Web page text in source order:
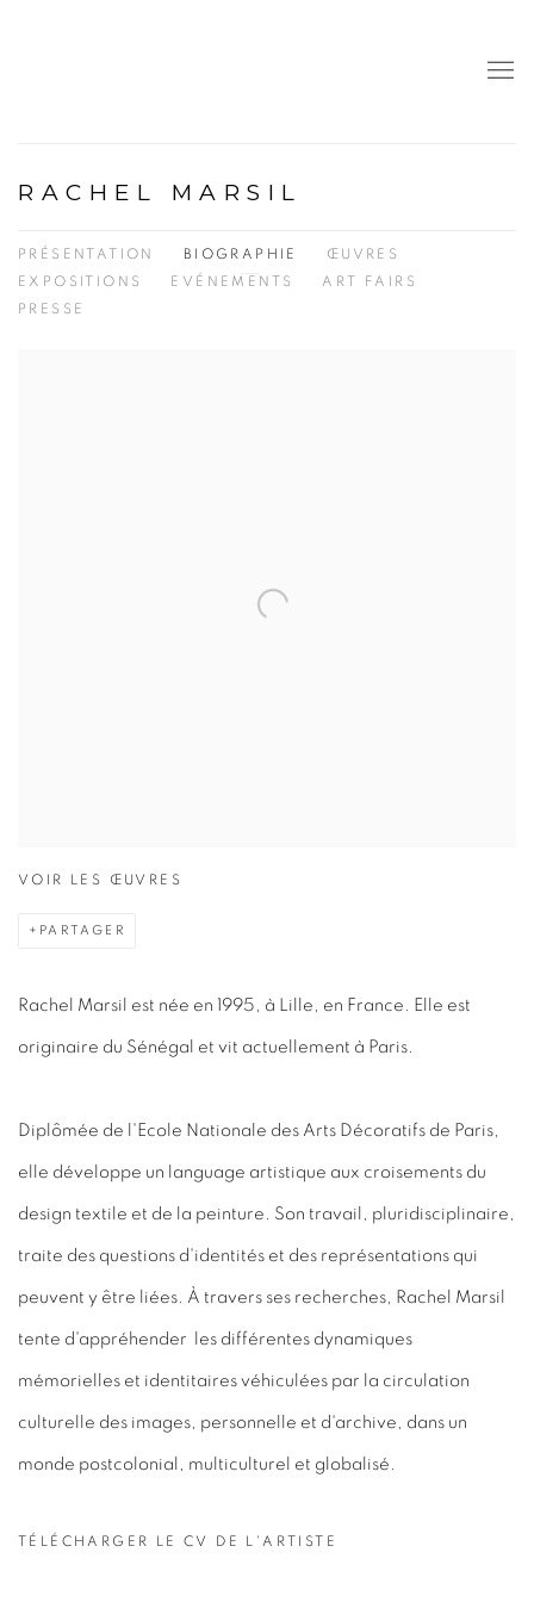
RACHEL MARSIL
PRÉSENTATION BIOGRAPHIE
ŒUVRES
EXPOSITIONS
EVÉNEMENTS
ART FAIRS
PRESSE
VOIR LES ŒUVRES
PARTAGER
Rachel Marsil est née en 1995, à Lille, en France. Elle est
originaire du Sénégal et vit actuellement à Paris.
Diplômée de l'Ecole Nationale des Arts Décoratifs de Paris,
elle développe un language artistique aux croisements du
design textile et de la peinture. Son travail, pluridisciplinaire,
traite des questions d'identités et des représentations qui
peuvent y être liées. À travers ses recherches, Rachel Marsil
tente d'appréhender les différentes dynamiques
mémorielles et identitaires véhiculées par la circulation
culturelle des images, personnelle et d'archive, dans un
monde postcolonial, multiculturel et globalisé.
TÉLÉCHARGER LE CV DE L'ARTISTE